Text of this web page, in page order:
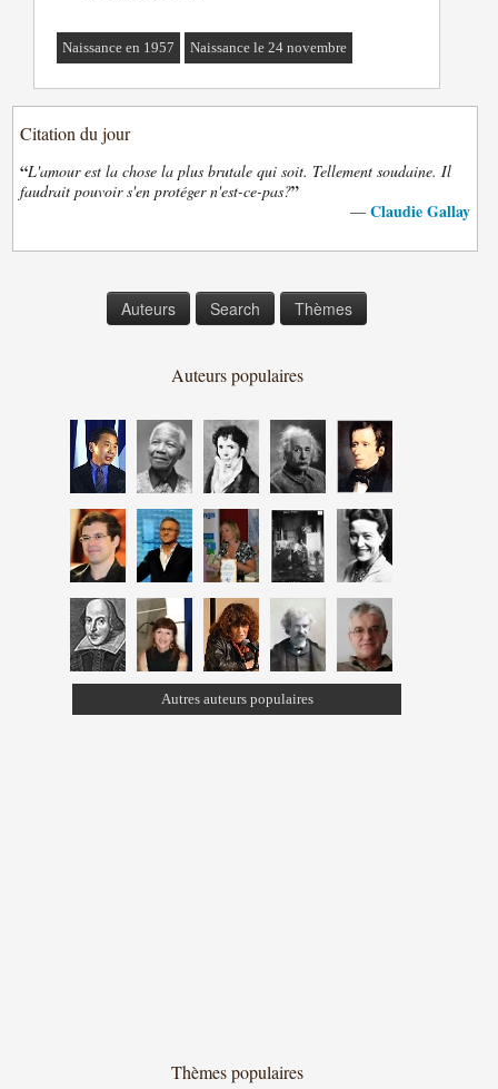
Naissance en 1957 Naissance le 24 novembre
Citation du jour
“L'amour est la chose la plus brutale qui soit. Tellement soudaine. Il
faudrait pouvoir s'en protéger n'est-ce-pas?”
— Claudie Gallay
Auteurs Search Thèmes
Auteurs populaires
Autres auteurs populaires
Thèmes populaires